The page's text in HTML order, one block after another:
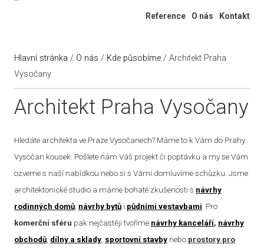
Reference O nás Kontakt
Hlavní stránka / O nás / Kde působíme / Architekt Praha
Vysočany
Architekt Praha Vysočany
Hledáte architekta ve Praze Vysočanech? Máme to k Vám do Prahy
Vysočan kousek. Pošlete nám Váš projekt či poptávku a my se Vám
ozveme s naší nabídkou nebo si s Vámi domluvíme schůzku. Jsme
architektonické studio a máme bohaté zkušenosti s návrhy
rodinných domů, návrhy bytů i půdními vestavbami. Pro
komerční sféru pak nejčastěji tvoříme návrhy kanceláří, návrhy
obchodů, dílny a sklady, sportovní stavby nebo prostory pro